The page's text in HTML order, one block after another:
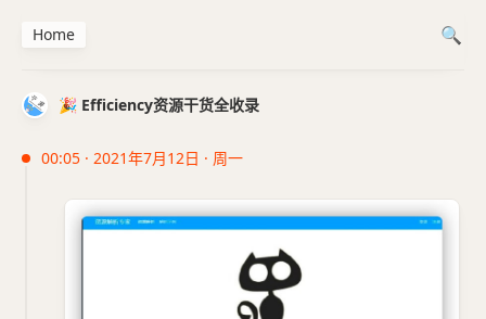
🎉 Efficiency资源干货全收录
00:05 · 2021年7月12日 · 周一
Home